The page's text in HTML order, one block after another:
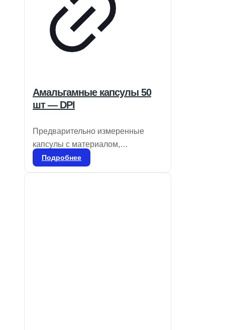
Амальгамные капсулы 50
шт — DPI
Предварительно измеренные
капсулы с материалом,
свободным от гамма-2 и ртути
Подробнее